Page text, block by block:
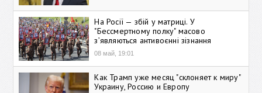
На Росії — збій у матриці. У
"Бессмертному полку" масово
зʼявляються антивоєнні зізнання
08 май, 19:01
Как Трамп уже месяц "склоняет к миру"
Украину, Россию и Европу